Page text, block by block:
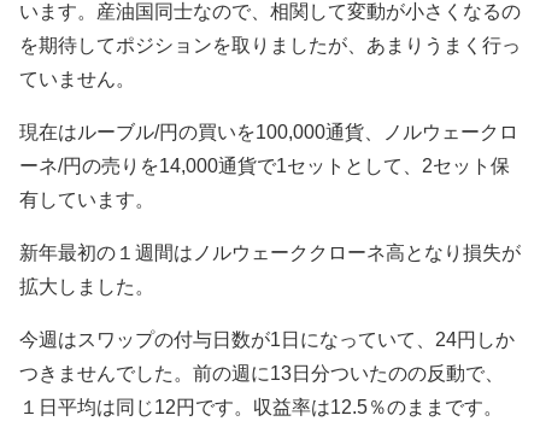
います。産油国同士なので、相関して変動が小さくなるの
を期待してポジションを取りましたが、あまりうまく行っ
ていません。
現在はルーブル/円の買いを100,000通貨、ノルウェークロ
ーネ/円の売りを14,000通貨で1セットとして、2セット保
有しています。
新年最初の１週間はノルウェーククローネ高となり損失が
拡大しました。
今週はスワップの付与日数が1日になっていて、24円しか
つきませんでした。前の週に13日分ついたのの反動で、
１日平均は同じ12円です。収益率は12.5％のままです。